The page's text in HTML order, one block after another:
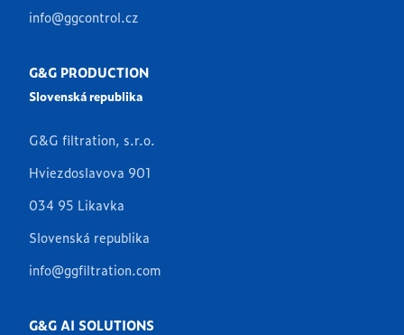
info@ggcontrol.cz
G&G PRODUCTION
Slovenská republika
G&G filtration, s.r.o.
Hviezdoslavova 901
034 95 Likavka
Slovenská republika
info@ggfiltration.com
G&G AI SOLUTIONS